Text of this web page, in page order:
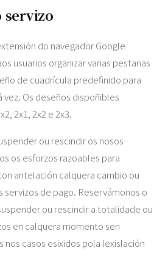
servizo
do navegador Google
usuarios organizar varias pestanas
de cuadrícula predefinido para
vez. Os deseños dispoñibles
2x1, 2x2 e 2x3.
ou rescindir os nosos
os esforzos razoables para
antelación calquera cambio ou
servizos de pago. Reservámonos o
ou rescindir a totalidade ou
en calquera momento sen
nos casos esixidos pola lexislación